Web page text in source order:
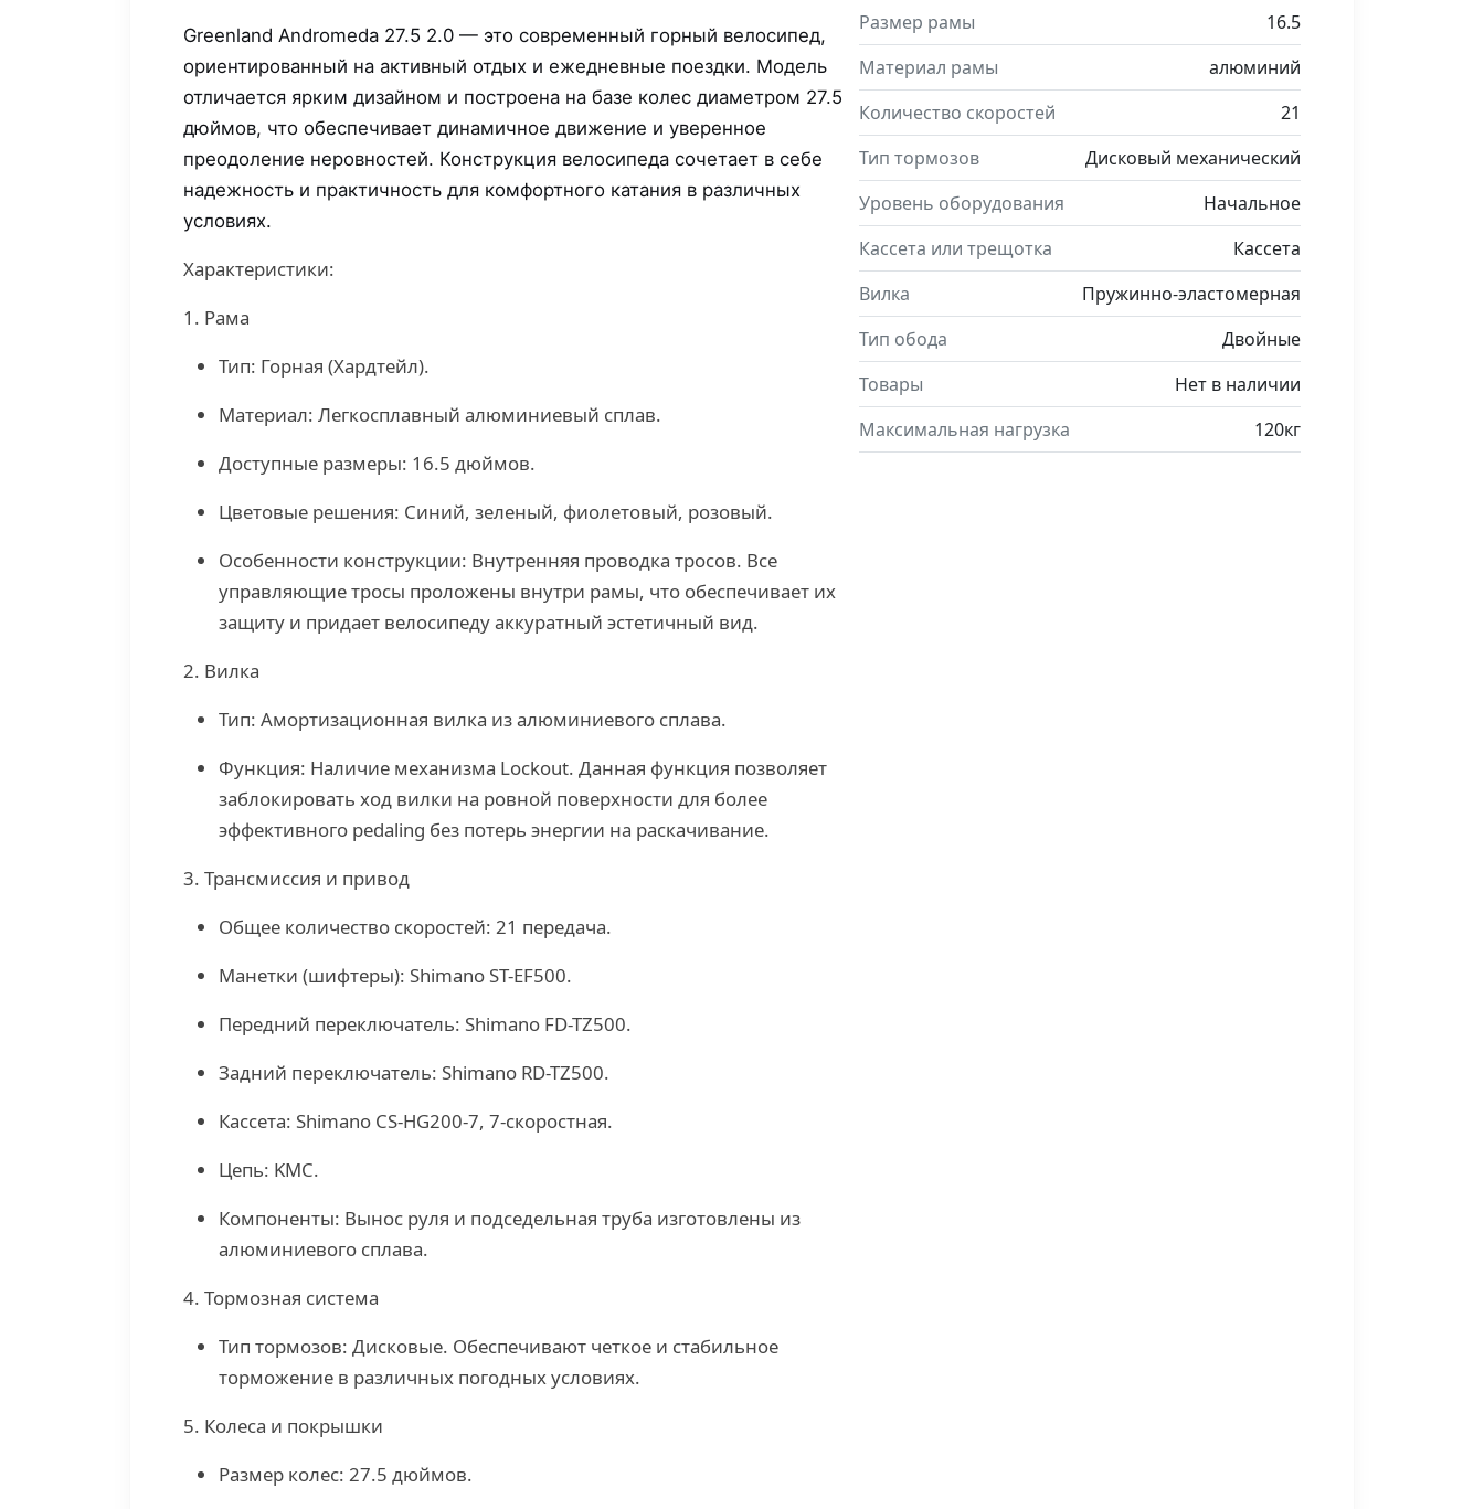
Greenland Andromeda 27.5 2.0 — это современный горный велосипед,
ориентированный на активный отдых и ежедневные поездки. Модель
отличается ярким дизайном и построена на базе колес диаметром 27.5
дюймов, что обеспечивает динамичное движение и уверенное
преодоление неровностей. Конструкция велосипеда сочетает в себе
надежность и практичность для комфортного катания в различных
условиях.
Характеристики:
1. Рама
Тип: Горная (Хардтейл).
Материал: Легкосплавный алюминиевый сплав.
Доступные размеры: 16.5 дюймов.
Цветовые решения: Синий, зеленый, фиолетовый, розовый.
Особенности конструкции: Внутренняя проводка тросов. Все
управляющие тросы проложены внутри рамы, что обеспечивает их
защиту и придает велосипеду аккуратный эстетичный вид.
2. Вилка
Тип: Амортизационная вилка из алюминиевого сплава.
Функция: Наличие механизма Lockout. Данная функция позволяет
заблокировать ход вилки на ровной поверхности для более
эффективного pedaling без потерь энергии на раскачивание.
3. Трансмиссия и привод
Общее количество скоростей: 21 передача.
Манетки (шифтеры): Shimano ST-EF500.
Передний переключатель: Shimano FD-TZ500.
Задний переключатель: Shimano RD-TZ500.
Кассета: Shimano CS-HG200-7, 7-скоростная.
Цепь: KMC.
Компоненты: Вынос руля и подседельная труба изготовлены из
алюминиевого сплава.
4. Тормозная система
Тип тормозов: Дисковые. Обеспечивают четкое и стабильное
торможение в различных погодных условиях.
5. Колеса и покрышки
Размер колес: 27.5 дюймов.
Размер рамы
16.5
Материал рамы
алюминий
Количество скоростей
21
Тип тормозов
Дисковый механический
Уровень оборудования
Начальное
Кассета или трещотка
Кассета
Вилка
Пружинно-эластомерная
Тип обода
Двойные
Товары
Нет в наличии
Максимальная нагрузка
120кг